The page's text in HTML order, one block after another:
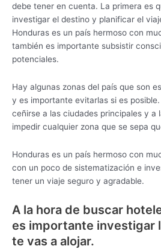
debe tener en cuenta. La primera es
investigar el destino y planificar el
Honduras es un país hermoso con
también es importante subsistir
potenciales.
Hay algunas zonas del país que son
y es importante evitarlas si es
ceñirse a las ciudades principales y a
impedir cualquier zona que se sepa
Honduras es un país hermoso con
con un poco de sistematización e
tener un viaje seguro y agradable.
A la hora de buscar
es importante investigar
te vas a alojar.